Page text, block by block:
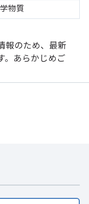
物質
報のため、最新
。あらかじめご